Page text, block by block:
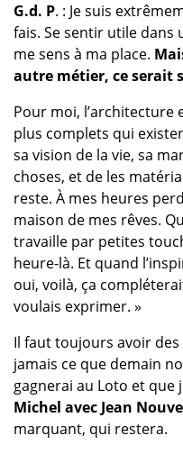
G.d. P. : Je suis
fais. Se sentir utile dans
me sens à ma place.
autre métier, ce serait
Pour moi, l’architecture
plus complets qui
sa vision de la vie, sa
choses, et de les
reste. À mes heures
maison de mes rêves.
travaille par petites
heure-là. Et quand
oui, voilà, ça
voulais exprimer. »
Il faut toujours avoir des
jamais ce que demain
gagnerai au Loto et que
Michel avec Jean
marquant, qui restera.